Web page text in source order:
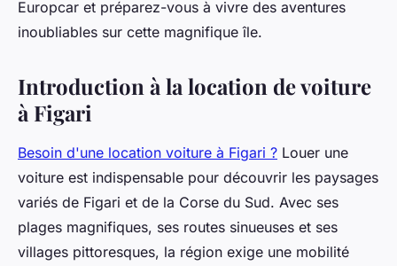
Europcar et préparez-vous à vivre des aventures
inoubliables sur cette magnifique île.
Introduction à la location de voiture
à Figari
Besoin d'une location voiture à Figari ? Louer une
voiture est indispensable pour découvrir les paysages
variés de Figari et de la Corse du Sud. Avec ses
plages magnifiques, ses routes sinueuses et ses
villages pittoresques, la région exige une mobilité